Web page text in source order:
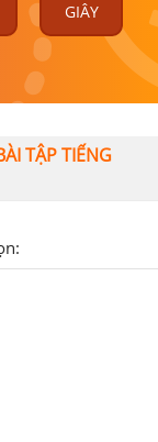
GIÂY
TẬP TIẾNG